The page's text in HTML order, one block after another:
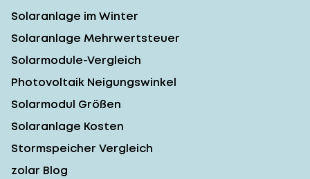
Solaranlage im Winter
Solaranlage Mehrwertsteuer
Solarmodule-Vergleich
Photovoltaik Neigungswinkel
Solarmodul Größen
Solaranlage Kosten
Stormspeicher Vergleich
zolar Blog